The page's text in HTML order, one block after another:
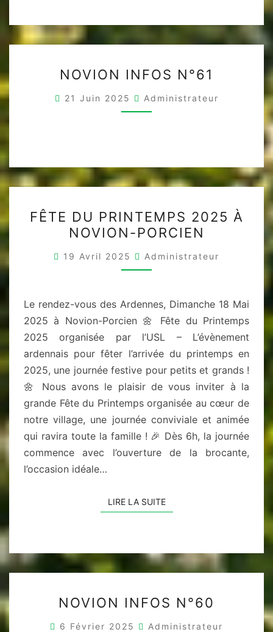
INFOS
N°61
NOVION INFOS N°61
21 Juin 2025 Administrateur
DU
PRINTEMPS
2025
À
PORCIEN
FÊTE DU PRINTEMPS 2025 À
NOVION-PORCIEN
19 Avril 2025 Administrateur
Le rendez-vous des Ardennes, Dimanche 18 Mai
2025 à Novion-Porcien 🌼 Fête du Printemps
2025 organisée par l’USL – L’évènement
ardennais pour fêter l’arrivée du printemps en
2025, une journée festive pour petits et grands !
🌼 Nous avons le plaisir de vous inviter à la
grande Fête du Printemps organisée au cœur de
notre village, une journée conviviale et animée
qui ravira toute la famille ! 🎉 Dès 6h, la journée
commence avec l’ouverture de la brocante,
l’occasion idéale…
LIRE LA SUITELIRE LA SUITE
INFOS
N°60
NOVION INFOS N°60
6 Février 2025 Administrateur